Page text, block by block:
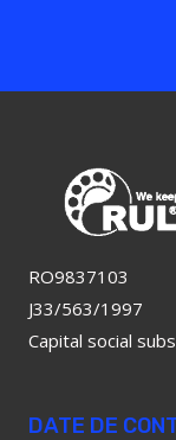
RO9837103
J33/563/1997
Capital social
DATE DE